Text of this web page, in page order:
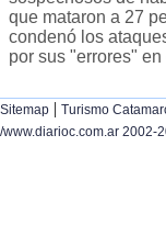
que mataron a 27
condenó los
por sus "errores"
Sitemap | Turismo
/www.diarioc.com.ar 2002-